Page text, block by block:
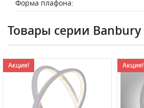
Форма плафона:
Товары серии Banbury
Акция! Акция!